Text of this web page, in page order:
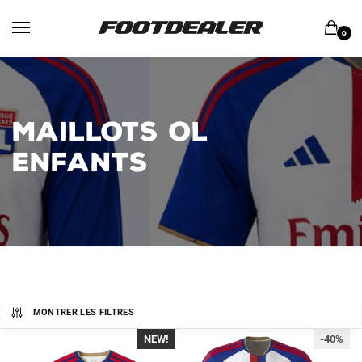
0
MAILLOTS OL
ENFANTS
MONTRER LES FILTRES
-40%
NEW! -40%